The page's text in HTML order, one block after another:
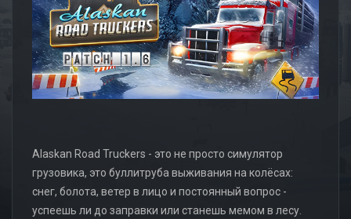
Alaskan Road Truckers - это не просто симулятор
грузовика, это буллитруба выживания на колёсах:
снег, болота, ветер в лицо и постоянный вопрос -
успеешь ли до заправки или станешь мемом в лесу.